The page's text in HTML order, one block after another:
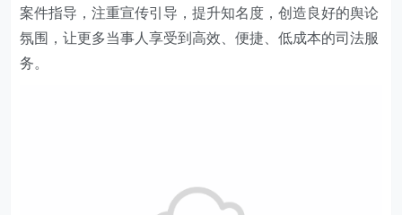
案件指导，注重宣传引导，提升知名度，创造良好的舆论
氛围，让更多当事人享受到高效、便捷、低成本的司法服
务。